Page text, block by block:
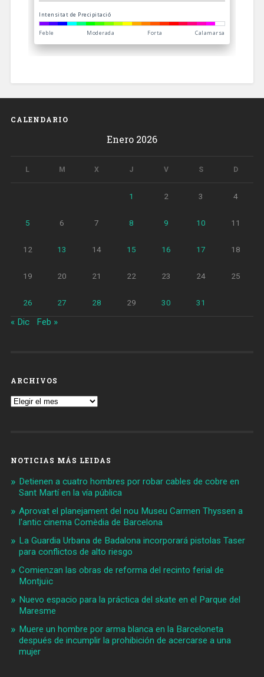
CALENDARIO
Enero 2026
L M X J V S D
1 2 3 4
5 6 7 8 9 10 11
12 13 14 15 16 17 18
19 20 21 22 23 24 25
26 27 28 29 30 31
« Dic Feb »
ARCHIVOS
Archivos
NOTICIAS MÁS LEIDAS
Detienen a cuatro hombres por robar cables de cobre en
Sant Martí en la vía pública
Aprovat el planejament del nou Museu Carmen Thyssen a
l'antic cinema Comèdia de Barcelona
La Guardia Urbana de Badalona incorporará pistolas Taser
para conflictos de alto riesgo
Comienzan las obras de reforma del recinto ferial de
Montjuïc
Nuevo espacio para la práctica del skate en el Parque del
Maresme
Muere un hombre por arma blanca en la Barceloneta
después de incumplir la prohibición de acercarse a una
mujer